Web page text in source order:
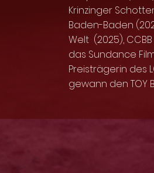
Krinzinger
Baden-Baden
Welt (2025),
das Sundance
Preisträgerin des
gewann den TOY